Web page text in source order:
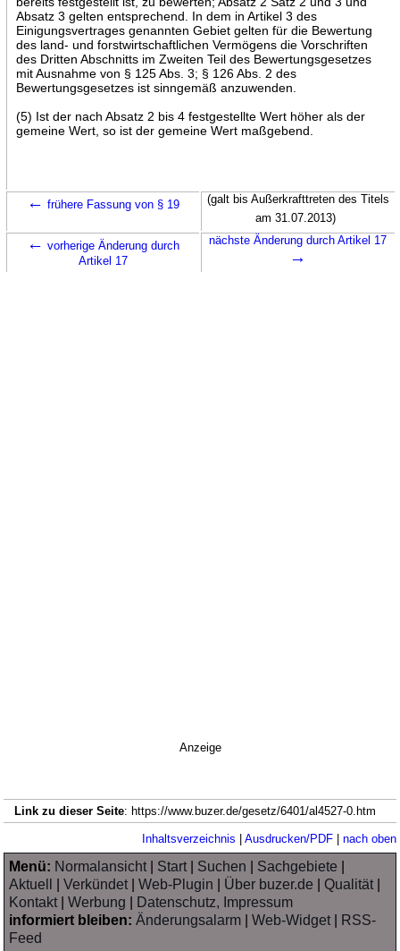
Absatz 3 gelten entsprechend. In dem in Artikel 3 des
Einigungsvertrages genannten Gebiet gelten für die Bewertung
des land- und forstwirtschaftlichen Vermögens die Vorschriften
des Dritten Abschnitts im Zweiten Teil des Bewertungsgesetzes
mit Ausnahme von § 125 Abs. 3; § 126 Abs. 2 des
Bewertungsgesetzes ist sinngemäß anzuwenden.
(5) Ist der nach Absatz 2 bis 4 festgestellte Wert höher als der
gemeine Wert, so ist der gemeine Wert maßgebend.
← frühere Fassung von § 19
(galt bis Außerkrafttreten des Titels
am 31.07.2013)
← vorherige Änderung durch
Artikel 17
nächste Änderung durch Artikel 17
→
Anzeige
Link zu dieser Seite: https://www.buzer.de/gesetz/6401/al4527-0.htm
Inhaltsverzeichnis | Ausdrucken/PDF| nach oben
Menü: Normalansicht| Start| Suchen Sachgebiete
Aktuell
|Verkündet|Web-Plugin Über buzer.de |Qualität|
Kontakt|Werbung
Datenschutz, Impressum
informiert bleiben: Änderungsalarm |Web-Widget|
RSS-
Feed